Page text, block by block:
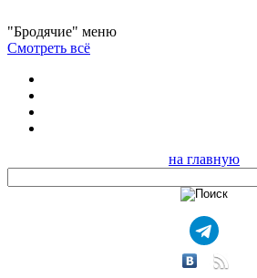
"Бродячие" меню
Смотреть всё
на главную